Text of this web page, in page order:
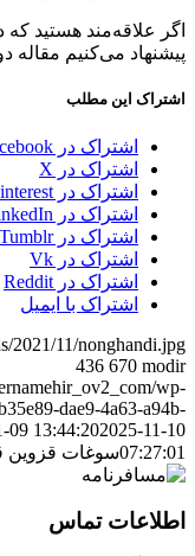
اگر علاقه‌مند هستید
پیشنهاد می‌کنیم مقاله
اشتراک این مطلب
اشتراک در Facebook
اشتراک در X
اشتراک در Pinterest
اشتراک در LinkedIn
اشتراک در Tumblr
اشتراک در Vk
اشتراک در Reddit
اشتراک با ایمیل
2021/11/nonghandi.jpg
436 670 modir
wp-
dae9-4a63-a94b-
09 13:44:202025-11-10
07:27:01سوغات
اطلاعات تماس